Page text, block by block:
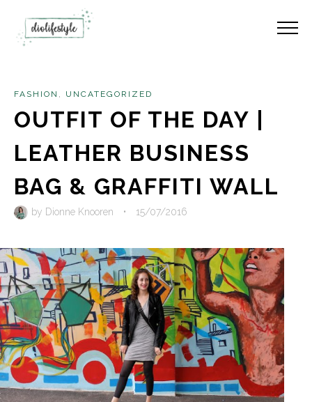
FASHION , UNCATEGORIZED
OUTFIT OF THE DAY |
LEATHER BUSINESS
BAG & GRAFFITI WALL
by Dionne Knooren • 15/07/2016